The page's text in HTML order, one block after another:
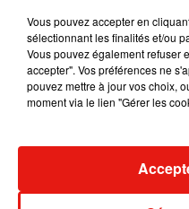
Tayc et
dansant
Vous pouvez accepter en
sélectionnant les finalités et/ou
Vous pouvez également refuser
accepter". Vos préférences ne
pouvez mettre à jour vos choix,
moment via le lien "Gérer les